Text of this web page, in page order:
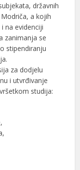
državnih
a kojih
na evidenciji
zanimanja se
stipendiranju
za dodjelu
i utvrđivanje
studija: